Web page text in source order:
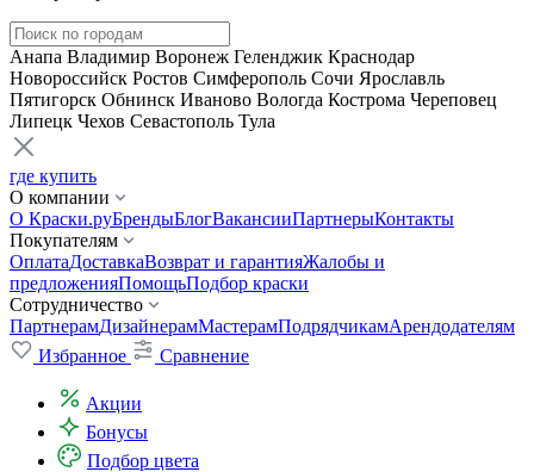
Анапа Владимир Воронеж Геленджик Краснодар
Новороссийск Ростов Симферополь Сочи Ярославль
Пятигорск Обнинск Иваново Вологда Кострома Череповец
Липецк Чехов Севастополь Тула
где купить
О компании
О Краски.руБрендыБлогВакансииПартнерыКонтакты
Покупателям
ОплатаДоставкаВозврат и гарантияЖалобы и
предложенияПомощьПодбор краски
Сотрудничество
ПартнерамДизайнерамМастерамПодрядчикамАрендодателям
Избранное
Сравнение
Акции
Бонусы
Подбор цвета